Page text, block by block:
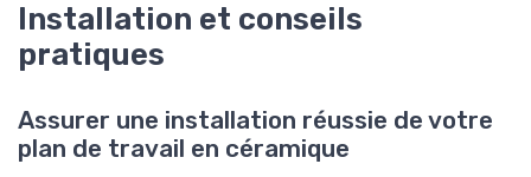
Installation et conseils
pratiques
Assurer une installation réussie de votre
plan de travail en céramique